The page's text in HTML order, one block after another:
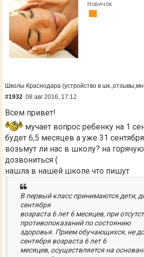
Новичок
Школы Краснодара (устройство в
#1932 08 авг 2016, 17:12
Всем привет!
мучает вопрос ребенку на 1
будет 6,5 месяцев а уже 31
возьмут ли нас в школу? на
дозвониться (
нашла в нашей школе что пишут
В первый класс принимаются дети,
сентября
возраста 6 лет 6 месяцев, при
противопоказаний по состоянию
здоровья. Прием обучающихся, не
сентября возраста 6 лет 6
месяцев, осуществляется на